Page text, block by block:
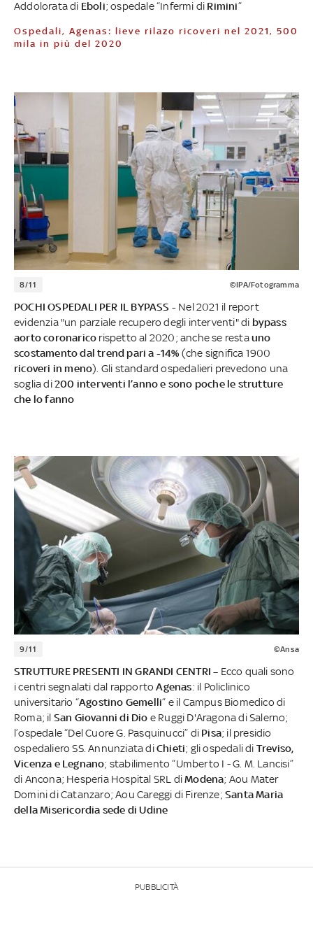
Addolorata di Eboli; ospedale “Infermi di Rimini”
Ospedali, Agenas: lieve rilazo ricoveri nel 2021, 500
mila in più del 2020
8/11 ©IPA/Fotogramma
POCHI OSPEDALI PER IL BYPASS - Nel 2021 il report
evidenzia "un parziale recupero degli interventi" di bypass
aorto coronarico rispetto al 2020; anche se restauno
scostamento dal trend pari a -14% (che significa 1900
ricoveri in meno). Gli standard ospedalieri prevedono una
soglia di200 interventi l’anno e sono poche le strutture
che lo fanno
9/11 ©Ansa
STRUTTURE PRESENTI IN GRANDI CENTRI – Ecco quali sono
i centri segnalati dal rapportoAgenas: il Policlinico
universitario “Agostino Gemelli” e il Campus Biomedico di
Roma; il San Giovanni di Dio e Ruggi D'Aragona di Salerno;
l’ospedale “Del Cuore G. Pasquinucci” di Pisa; il presidio
ospedaliero SS. Annunziata diChieti; gli ospedali di Treviso,
Vicenza e Legnano; stabilimento “Umberto I - G. M. Lancisi”
di Ancona; Hesperia Hospital SRL diModena; Aou Mater
Domini di Catanzaro; Aou Careggi di Firenze; Santa Maria
della Misericordia sede di Udine
PUBBLICITÀ